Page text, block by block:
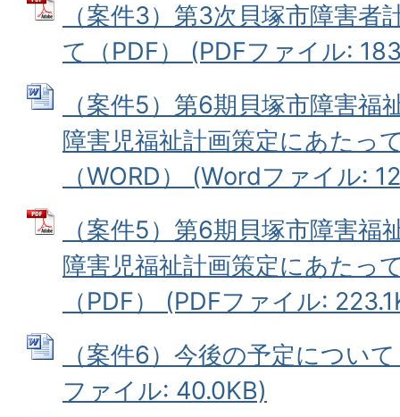
（案件3）第3次貝塚市障害者
て（PDF） (PDFファイル:
（案件5）第6期貝塚市障害福
障害児福祉計画策定にあたっ
（WORD） (Wordファイル:
（案件5）第6期貝塚市障害福
障害児福祉計画策定にあたっ
（PDF） (PDFファイル:
（案件6）今後の予定につい
ファイル: 40.0KB)